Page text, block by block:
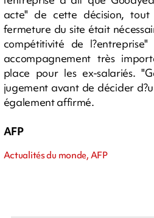
acte" de cette décision,
fermeture du site était
compétitivité de
accompagnement très
place pour les ex-salariés.
jugement avant de décider
également affirmé.
AFP
Actualités du monde, AFP